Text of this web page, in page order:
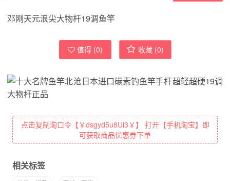
邓刚天元浪尖大物杆19调鱼竿
值得 (0) 收藏 (0)
点击复制淘口令【￥dsgyd5u8Ui3￥】 打开【手机淘宝】即
可获取商品优惠券下单
相关标签